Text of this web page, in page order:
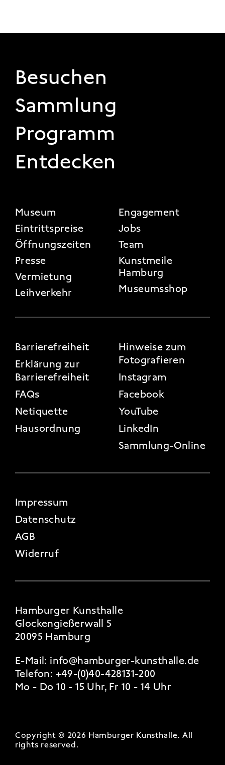
FOOTER 1
Besuchen
Sammlung
Programm
Entdecken
FOOTER 2
Museum
Eintrittspreise
Öffnungszeiten
Presse
Vermietung
Leihverkehr
Engagement
Jobs
Team
Kunstmeile
Hamburg
Museumsshop
FOOTER 3
Barrierefreiheit
Erklärung zur
Barrierefreiheit
FAQs
Netiquette
Hausordnung
Hinweise zum
Fotografieren
Instagram
Facebook
YouTube
LinkedIn
Sammlung-Online
FOOTER 4
Impressum
Datenschutz
AGB
Widerruf
Hamburger Kunsthalle
Glockengießerwall 5
20095 Hamburg
E-Mail: info@hamburger-kunsthalle.de
Telefon: +49-(0)40-428131-200
Mo - Do 10 - 15 Uhr, Fr 10 - 14 Uhr
Copyright © 2026 Hamburger Kunsthalle. All
rights reserved.